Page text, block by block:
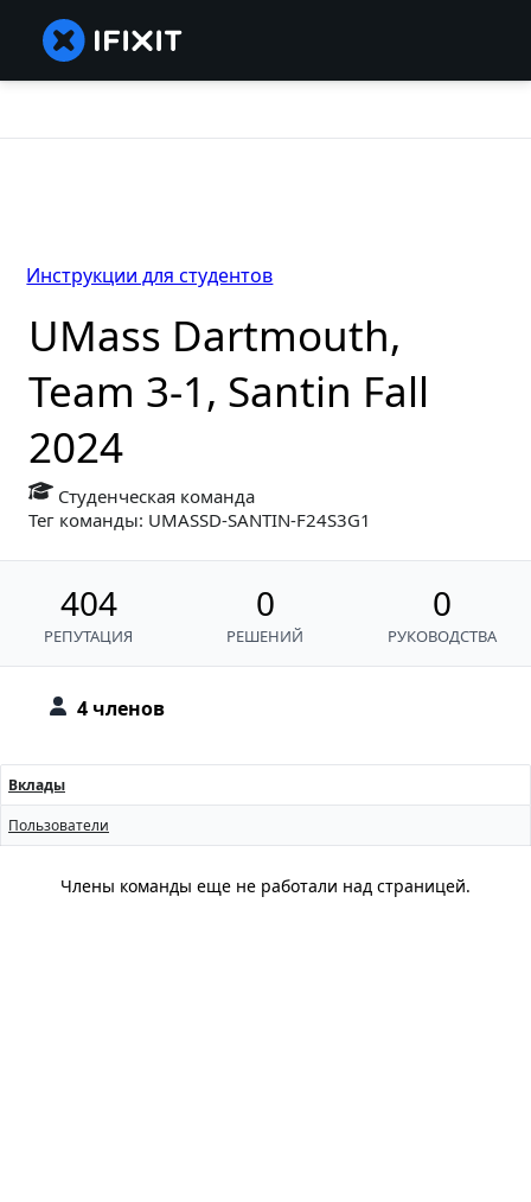
4 членов
UMass Dartmouth,
Team 3-1, Santin Fall
2024
Студенческая команда
Тег команды: UMASSD-SANTIN-F24S3G1
404
РЕПУТАЦИЯ
0
РЕШЕНИЙ
0
РУКОВОДСТВА
Инструкции для студентов
Вклады
Пользователи
Члены команды еще не работали над страницей.